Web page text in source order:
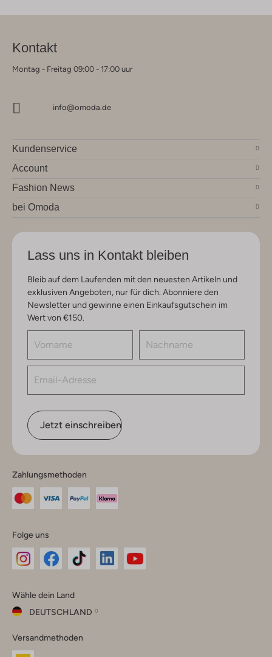
Kontakt
Montag - Freitag 09:00 - 17:00 uur
info@omoda.de
Kundenservice
Account
Fashion News
bei Omoda
Lass uns in Kontakt bleiben
Bleib auf dem Laufenden mit den neuesten Artikeln und
exklusiven Angeboten, nur für dich. Abonniere den
Newsletter und gewinne einen Einkaufsgutschein im
Wert von €150.
Jetzt einschreiben
Zahlungsmethoden
Folge uns
Instagram
Facebook
TikTok
Wähle dein Land
DEUTSCHLAND
dein
Land
Versandmethoden